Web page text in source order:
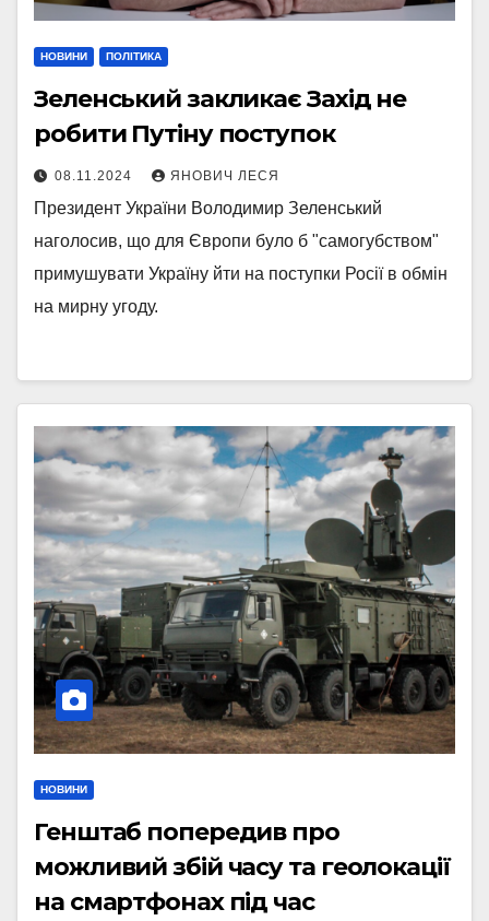
НОВИНИ ПОЛІТИКА
Зеленський закликає Захід не
робити Путіну поступок
08.11.2024 ЯНОВИЧ ЛЕСЯ
Президент України Володимир Зеленський
наголосив, що для Європи було б "самогубством"
примушувати Україну йти на поступки Росії в обмін
на мирну угоду.
НОВИНИ
Генштаб попередив про
можливий збій часу та геолокації
на смартфонах під час